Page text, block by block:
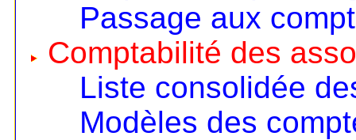
Passage aux
Comptabilité des
Liste consolidée
Modèles des